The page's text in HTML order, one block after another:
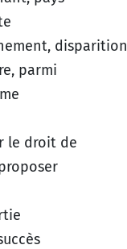
disparition
parmi
le droit de